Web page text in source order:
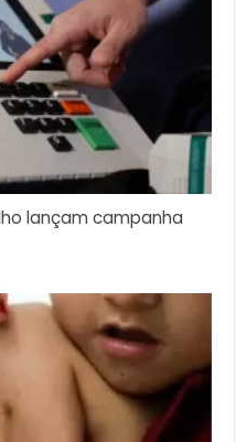
lançam campanha